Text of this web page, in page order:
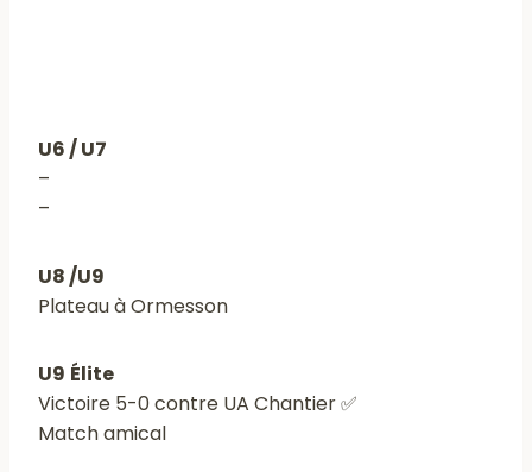
U6 / U7
–
–
U8 /U9
Plateau à Ormesson
U9 Élite
Victoire 5-0 contre UA Chantier ✅
Match amical